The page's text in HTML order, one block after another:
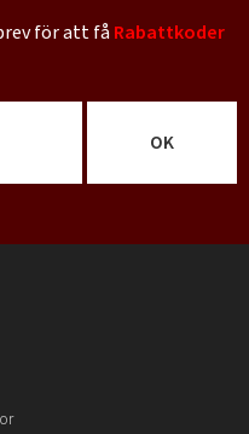
för att fåRabattkoder
OK